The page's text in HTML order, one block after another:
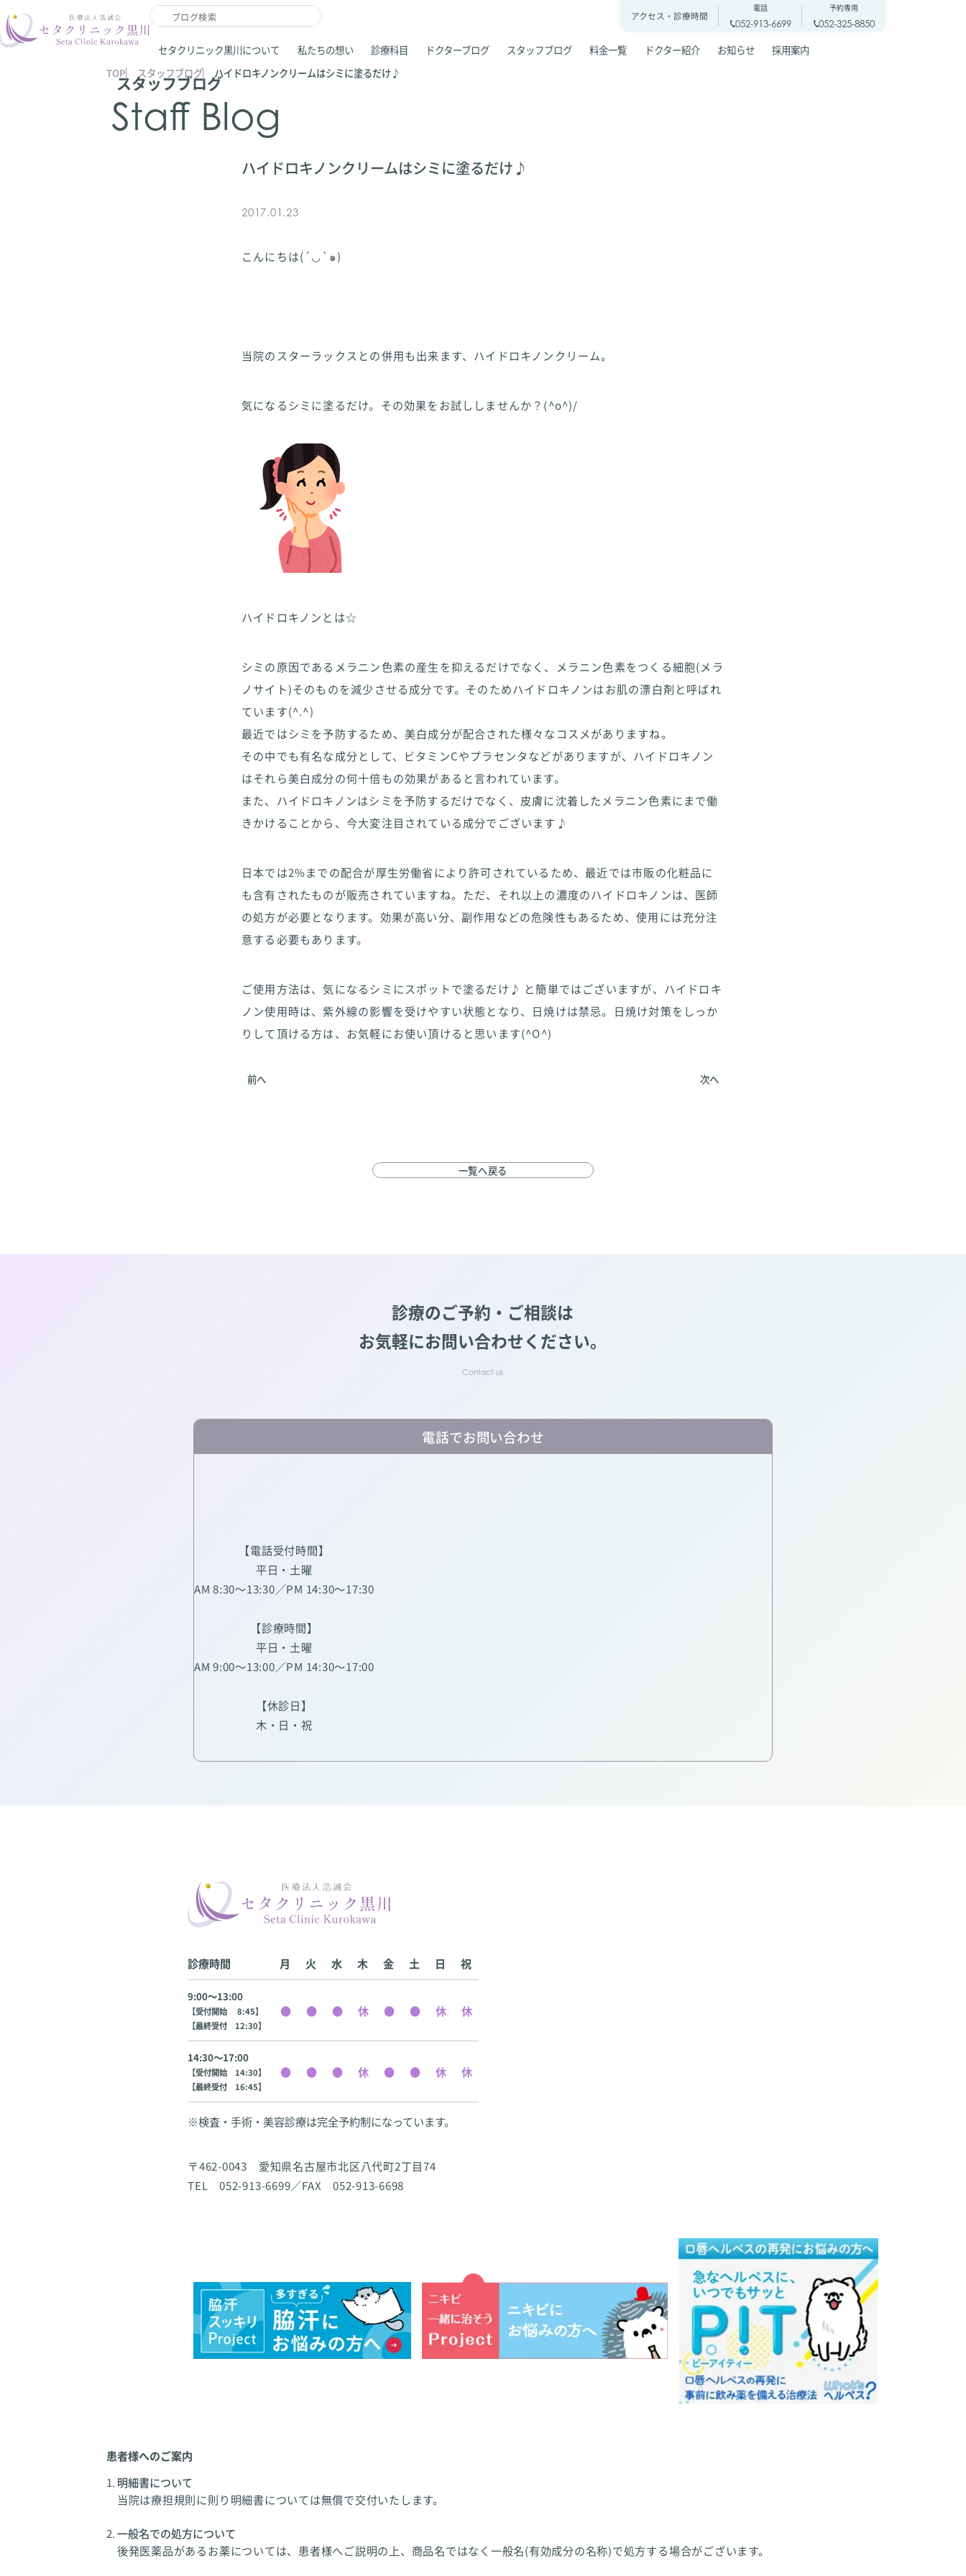
アクセス・診療時間
電話
052-913-6699
予約専用
052-325-8850
セタクリニック黒川について 私たちの想い 診療科目 ドクターブログ スタッフブログ 料金一覧 ドクター紹介 お知らせ 採用案内
スタッフブログ
Staff Blog
TOP スタッフブログ ハイドロキノンクリームはシミに塗るだけ♪
ハイドロキノンクリームはシミに塗るだけ♪
2017.01.23
こんにちは(´◡`๑)
当院のスターラックスとの併用も出来ます、ハイドロキノンクリーム。
気になるシミに塗るだけ。その効果をお試ししませんか？(^o^)/
ハイドロキノンとは☆
シミの原因であるメラニン色素の産生を抑えるだけでなく、メラニン色素をつくる細胞(メラ
ノサイト)そのものを減少させる成分です。そのためハイドロキノンはお肌の漂白剤と呼ばれ
ています(^.^)
最近ではシミを予防するため、美白成分が配合された様々なコスメがありますね。
その中でも有名な成分として、ビタミンCやプラセンタなどがありますが、ハイドロキノン
はそれら美白成分の何十倍もの効果があると言われています。
また、ハイドロキノンはシミを予防するだけでなく、皮膚に沈着したメラニン色素にまで働
きかけることから、今大変注目されている成分でございます♪
日本では2%までの配合が厚生労働省により許可されているため、最近では市販の化粧品に
も含有されたものが販売されていますね。ただ、それ以上の濃度のハイドロキノンは、医師
の処方が必要となります。効果が高い分、副作用などの危険性もあるため、使用には充分注
意する必要もあります。
ご使用方法は、気になるシミにスポットで塗るだけ♪ と簡単ではございますが、ハイドロキ
ノン使用時は、紫外線の影響を受けやすい状態となり、日焼けは禁忌。日焼け対策をしっか
りして頂ける方は、お気軽にお使い頂けると思います(^O^)
前へ 次へ
一覧へ戻る
診療のご予約・ご相談は
お気軽にお問い合わせください。
電話でお問い合わせ
【電話受付時間】
平日・土曜
AM 8:30～13:30／PM 14:30～17:30
【診療時間】
平日・土曜
AM 9:00～13:00／PM 14:30～17:00
【休診日】
木・日・祝
診療時間 月 火 水 木 金 土 日 祝
9:00〜13:00
【受付開始 8:45】
【最終受付 12:30】
14:30〜17:00
【受付開始 14:30】
【最終受付 16:45】
※検査・手術・美容診療は完全予約制になっています。
〒462-0043 愛知県名古屋市北区八代町2丁目74
TEL 052-913-6699／FAX 052-913-6698
患者様へのご案内
明細書について
当院は療担規則に則り明細書については無償で交付いたします。
一般名での処方について
後発医薬品があるお薬については、患者様へご説明の上、商品名ではなく一般名(有効成分の名称)で処方する場合がございます。